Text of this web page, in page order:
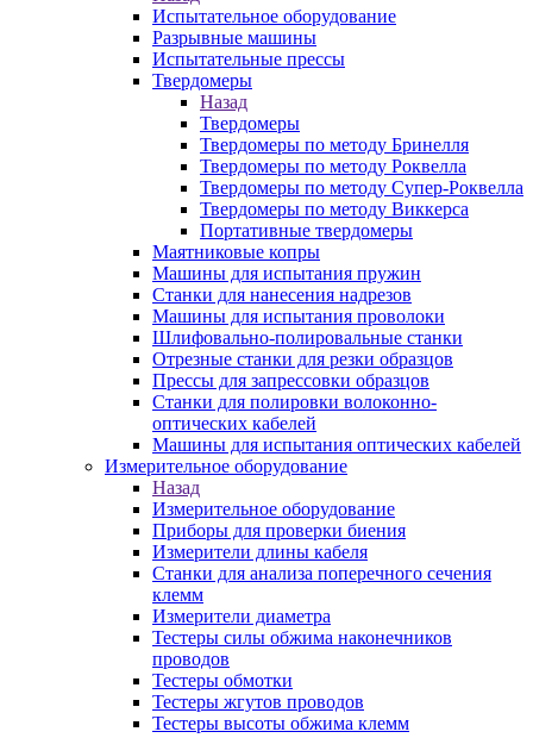
Испытательное оборудование
Разрывные машины
Испытательные прессы
Твердомеры
Назад
Твердомеры
Твердомеры по методу Бринелля
Твердомеры по методу Роквелла
Твердомеры по методу Супер-Роквелла
Твердомеры по методу Виккерса
Портативные твердомеры
Маятниковые копры
Машины для испытания пружин
Станки для нанесения надрезов
Машины для испытания проволоки
Шлифовально-полировальные станки
Отрезные станки для резки образцов
Прессы для запрессовки образцов
Станки для полировки волоконно-
оптических кабелей
Машины для испытания оптических кабелей
Измерительное оборудование
Назад
Измерительное оборудование
Приборы для проверки биения
Измерители длины кабеля
Станки для анализа поперечного сечения
клемм
Измерители диаметра
Тестеры силы обжима наконечников
проводов
Тестеры обмотки
Тестеры жгутов проводов
Тестеры высоты обжима клемм